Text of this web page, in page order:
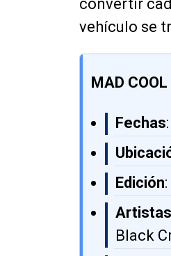
convertir
vehículo se
MAD
Fechas
Edición
Black